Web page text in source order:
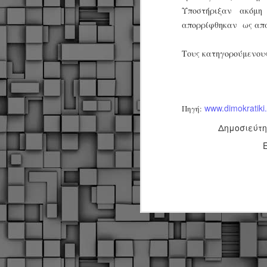
Υποστήριξαν
απορρίφθηκαν ως
Τους
Πηγή: